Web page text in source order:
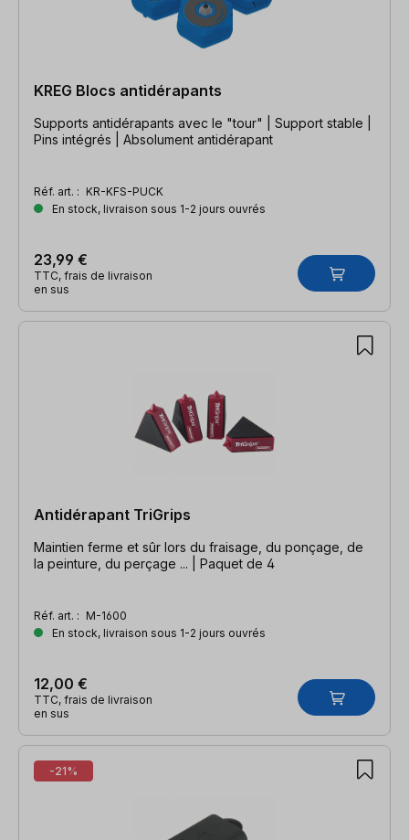
KREG Blocs antidérapants
Supports antidérapants avec le "tour" | Support stable |
Pins intégrés | Absolument antidérapant
Réf. art. : KR-KFS-PUCK
En stock, livraison sous 1-2 jours ouvrés
23,99 €
TTC, frais de livraison
en sus
Antidérapant TriGrips
Maintien ferme et sûr lors du fraisage, du ponçage, de
la peinture, du perçage ... | Paquet de 4
Réf. art. : M-1600
En stock, livraison sous 1-2 jours ouvrés
12,00 €
TTC, frais de livraison
en sus
-21%